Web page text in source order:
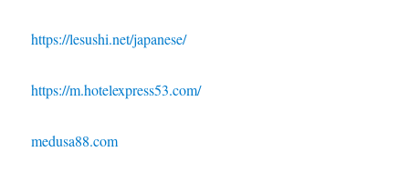
https://lesushi.net/japanese/
https://m.hotelexpress53.com/
medusa88.com